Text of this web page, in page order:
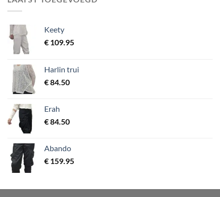
Keety
€ 109.95
Harlin trui
€84.50
Erah
€84.50
Abando
€ 159.95